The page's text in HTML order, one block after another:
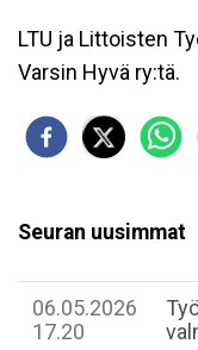
LTU ja Littoisten
Varsin Hyvä ry:tä.
Seuran uusimmat
06.05.2026
17.20